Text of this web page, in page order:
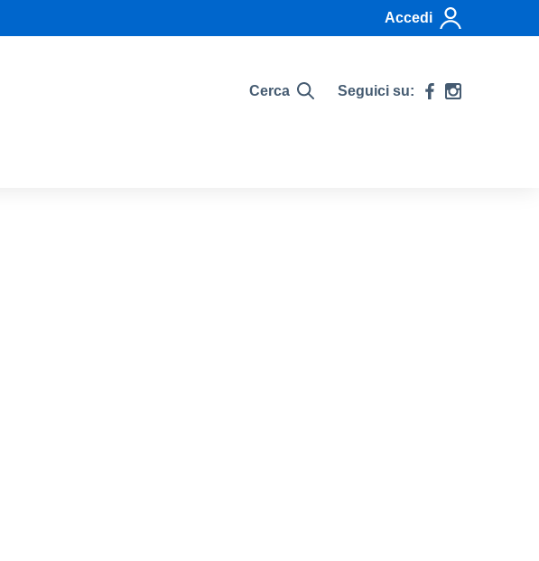
Accedi
Cerca Seguici su: